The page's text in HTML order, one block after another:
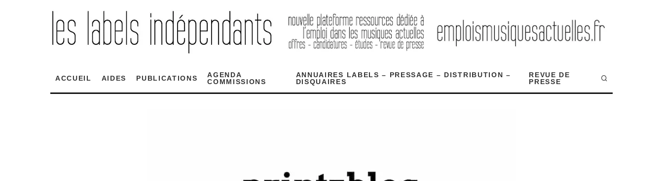
ACCUEIL AIDES PUBLICATIONS
AGENDA
COMMISSIONS
ANNUAIRES LABELS – PRESSAGE – DISTRIBUTION –
DISQUAIRES
REVUE DE
PRESSE